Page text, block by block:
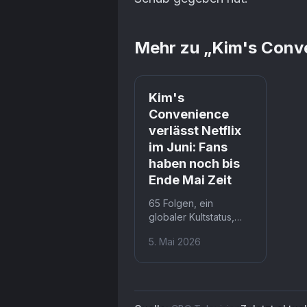
Mehr zu „Kim's
Kim's
Convenience
verlässt Netflix
im Juni: Fans
haben noch bis
Ende Mai Zeit
65 Folgen, ein
globaler Kultstatus,
Schluss. Kim's
5. Mai 2026